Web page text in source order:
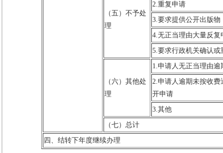
（五）不予处
理
2.重复申请
3.要求提供公开出版物
4.无正当理由大量反复
5.要求行政机关确认
（六）其他处
理
1.申请人无正当理由
2.申请人逾期未按收
开申请
3.其他
（七）总计
四、结转下年度继续办理